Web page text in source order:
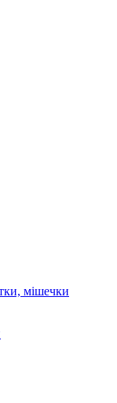
мішечки